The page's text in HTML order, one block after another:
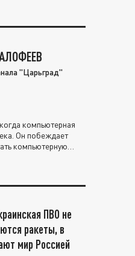
"Царьград"
компьютерная
Он побеждает
компьютерную
ПВО не
ракеты, в
мир Россией